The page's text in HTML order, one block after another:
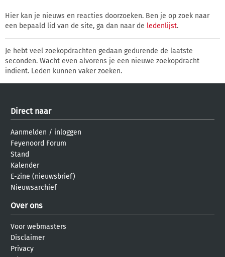
Hier kan je nieuws en reacties doorzoeken. Ben je op zoek naar
een bepaald lid van de site, ga dan naar de ledenlijst.
Je hebt veel zoekopdrachten gedaan gedurende de laatste
seconden. Wacht even alvorens je een nieuwe zoekopdracht
indient. Leden kunnen vaker zoeken.
Direct naar
Aanmelden / inloggen
Feyenoord Forum
Stand
Kalender
E-zine (nieuwsbrief)
Nieuwsarchief
Over ons
Voor webmasters
Disclaimer
Privacy